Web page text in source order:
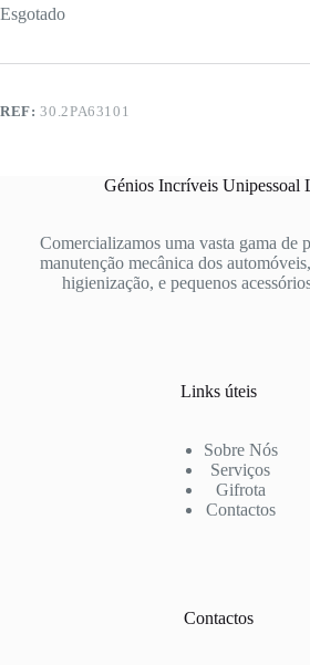
Esgotado
REF:30.2PA63101
Génios Incríveis Unipessoal
Comercializamos uma vasta gama de
manutenção mecânica dos
higienização, e pequenos
Links úteis
Sobre Nós
Serviços
Gifrota
Contactos
Contactos